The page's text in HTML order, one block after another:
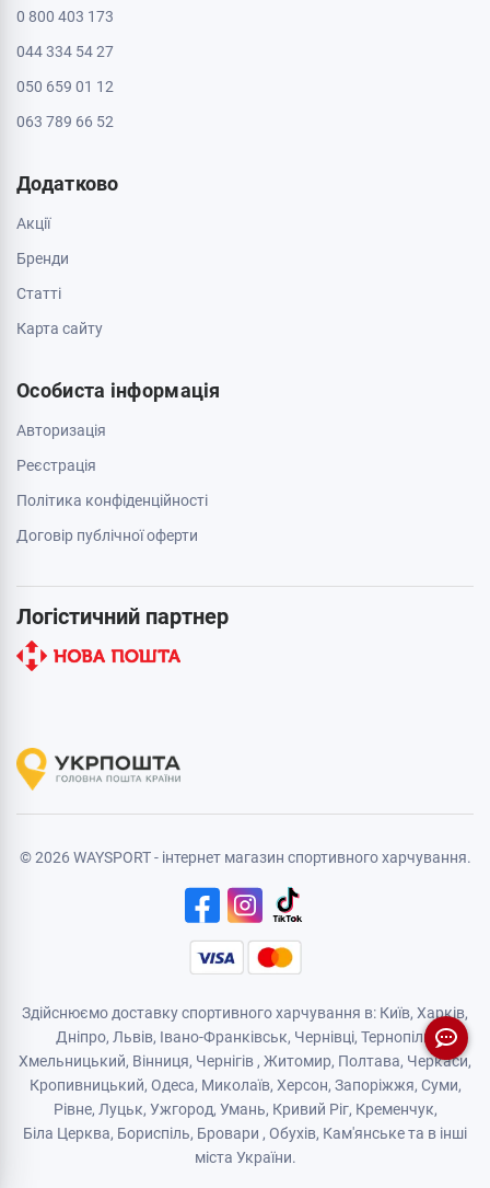
0 800 403 173
044 334 54 27
050 659 01 12
063 789 66 52
Додатково
Акції
Бренди
Cтатті
Карта сайту
Особиста інформація
Авторизація
Реєстрація
Політика конфіденційності
Договір публічної оферти
Логістичний партнер
© 2026 WAYSPORT - інтернет магазин спортивного харчування.
Здійснюємо доставку спортивного харчування в: Київ, Харків,
Дніпро, Львів, Івано-Франківськ, Чернівці, Тернопіль
Хмельницький, Вінниця, Чернігів , Житомир, Полтава, Черкаси,
Кропивницький, Одеса, Миколаїв, Херсон, Запоріжжя, Суми,
Рівне, Луцьк, Ужгород, Умань, Кривий Ріг, Кременчук,
Біла Церква, Бориспіль, Бровари , Обухів, Кам'янськeта в інші
міста України.